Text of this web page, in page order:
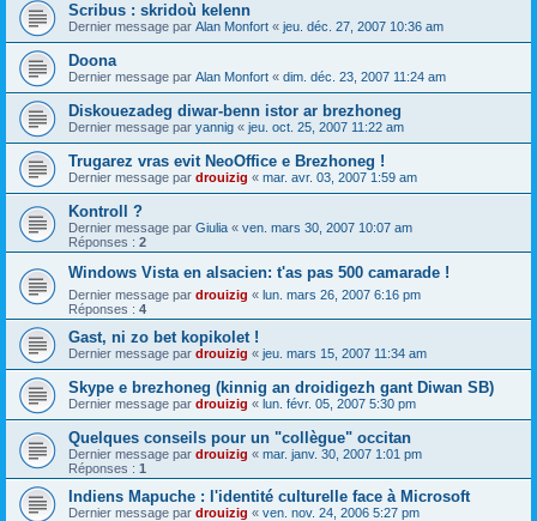
Scribus : skridoù kelenn
Dernier message par Alan Monfort « jeu. déc. 27, 2007 10:36 am
Doona
Dernier message par Alan Monfort « dim. déc. 23, 2007 11:24 am
Diskouezadeg diwar-benn istor ar brezhoneg
Dernier message par yannig « jeu. oct. 25, 2007 11:22 am
Trugarez vras evit NeoOffice e Brezhoneg !
Dernier message par drouizig « mar. avr. 03, 2007 1:59 am
Kontroll ?
Dernier message par Giulia « ven. mars 30, 2007 10:07 am
Réponses : 2
Windows Vista en alsacien: t'as pas 500 camarade !
Dernier message par drouizig « lun. mars 26, 2007 6:16 pm
Réponses : 4
Gast, ni zo bet kopikolet !
Dernier message par drouizig « jeu. mars 15, 2007 11:34 am
Skype e brezhoneg (kinnig an droidigezh gant Diwan SB)
Dernier message par drouizig « lun. févr. 05, 2007 5:30 pm
Quelques conseils pour un "collègue" occitan
Dernier message par drouizig « mar. janv. 30, 2007 1:01 pm
Réponses : 1
Indiens Mapuche : l'identité culturelle face à Microsoft
Dernier message par drouizig « ven. nov. 24, 2006 5:27 pm